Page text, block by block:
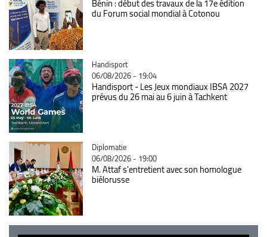
Bénin : début des travaux de la 17e édition
du Forum social mondial à Cotonou
Catégorie
Handisport
06/08/2026 - 19:04
Handisport - Les Jeux mondiaux IBSA 2027
prévus du 26 mai au 6 juin à Tachkent
Catégorie
Diplomatie
06/08/2026 - 19:00
M. Attaf s'entretient avec son homologue
biélorusse